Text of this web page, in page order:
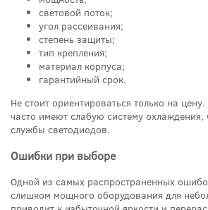
световой поток;
угол рассеивания;
степень защиты;
тип крепления;
материал корпуса;
гарантийный срок.
Не стоит ориентироваться только на
часто имеют слабую систему охлаждения,
службы светодиодов.
Ошибки при выборе
Одной из самых распространенных
слишком мощного оборудования для